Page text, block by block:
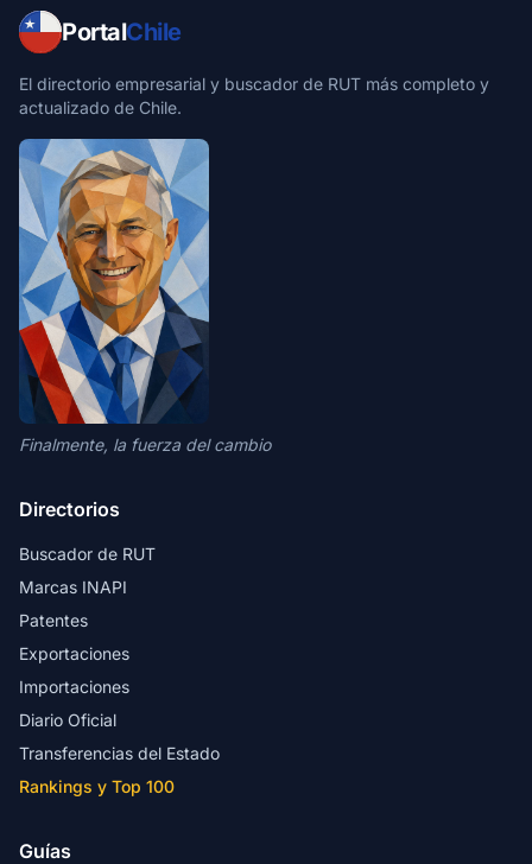
PortalChile
El directorio empresarial y buscador de RUT más completo y
actualizado de Chile.
Finalmente, la fuerza del cambio
Directorios
Buscador de RUT
Marcas INAPI
Patentes
Exportaciones
Importaciones
Diario Oficial
Transferencias del Estado
Rankings y Top 100
Guías